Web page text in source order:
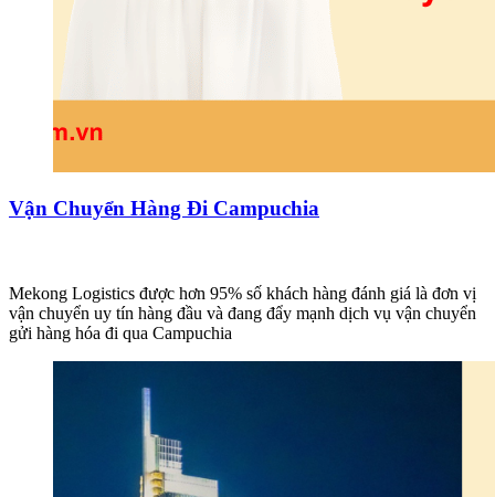
Vận Chuyển Hàng Đi Campuchia
Mekong Logistics được hơn 95% số khách hàng đánh giá là đơn vị
vận chuyển uy tín hàng đầu và đang đẩy mạnh dịch vụ vận chuyển
gửi hàng hóa đi qua Campuchia